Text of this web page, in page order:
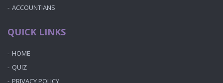
ACCOUNTIANS
QUICK LINKS
HOME
QUIZ
PRIVACY POLICY